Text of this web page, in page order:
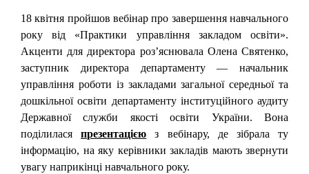
18 квітня пройшов вебінар про завершення навчального
року від «Практики управління закладом освіти».
Акценти для директора роз’яснювала Олена Святенко,
заступник директора департаменту — начальник
управління роботи із закладами загальної середньої та
дошкільної освіти департаменту інституційного аудиту
Державної служби якості освіти України. Вона
поділиласяпрезентацією з вебінару, де зібрала ту
інформацію, на яку керівники закладів мають звернути
увагу наприкінці навчального року.